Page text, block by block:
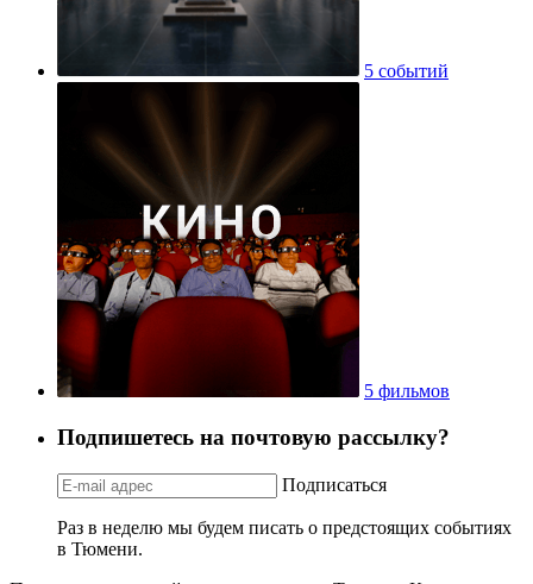
5 событий
5 фильмов
Подпишетесь на почтовую рассылку?
Подписаться
Раз в неделю мы будем писать о предстоящих событиях
в Тюмени.